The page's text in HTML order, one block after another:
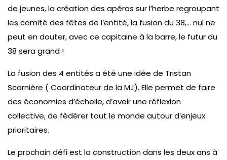
de jeunes, la création des apéros sur l’herbe regroupant
les comité des fêtes de l’entité, la fusion du 38,… nul ne
peut en douter, avec ce capitaine à la barre, le futur du
38 sera grand !
La fusion des 4 entités a été une idée de Tristan
Scarnière ( Coordinateur de la MJ). Elle permet de faire
des économies d’échelle, d’avoir une réflexion
collective, de fédérer tout le monde autour d’enjeux
prioritaires.
Le prochain défi est la construction dans les deux ans à